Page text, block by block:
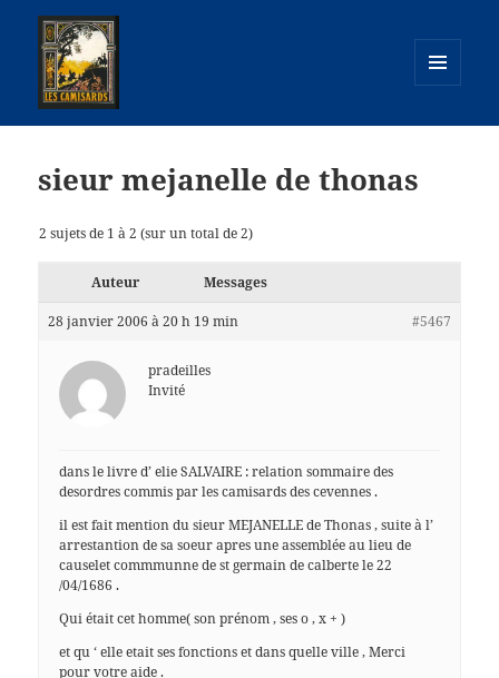
WIDGETS
sieur mejanelle de thonas
2 sujets de 1 à 2 (sur un total de 2)
Auteur Messages
28 janvier 2006 à 20 h 19 min #5467
pradeilles
Invité
dans le livre d’ elie SALVAIRE : relation sommaire des
desordres commis par les camisards des cevennes .
il est fait mention du sieur MEJANELLE de Thonas , suite à l’
arrestantion de sa soeur apres une assemblée au lieu de
causelet commmunne de st germain de calberte le 22
/04/1686 .
Qui était cet homme( son prénom , ses o , x + )
et qu ‘ elle etait ses fonctions et dans quelle ville , Merci
pour votre aide .